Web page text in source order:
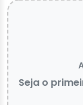
Seja o